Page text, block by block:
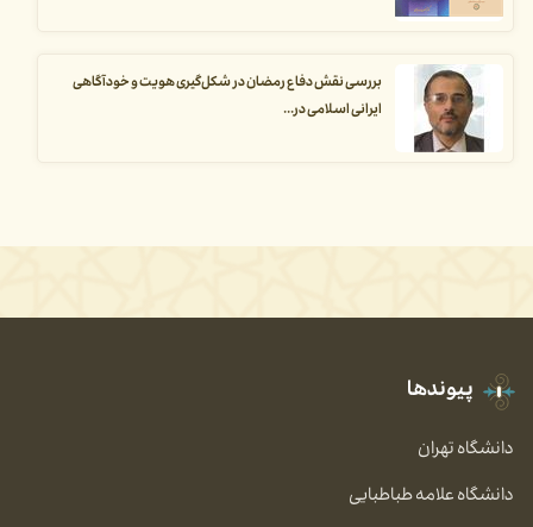
بررسی نقش دفاع رمضان در شکل‌گیری هویت و خودآگاهی
ایرانی اسلامی در...
پیوندها
دانشگاه تهران
دانشگاه علامه طباطبایی